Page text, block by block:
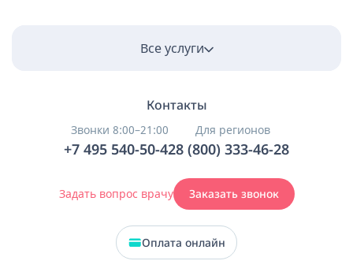
Все услуги
Контакты
Звонки 8:00–21:00
+7 495 540-50-42
Для регионов
8 (800) 333-46-28
Задать вопрос врачу Заказать звонок
Оплата онлайн